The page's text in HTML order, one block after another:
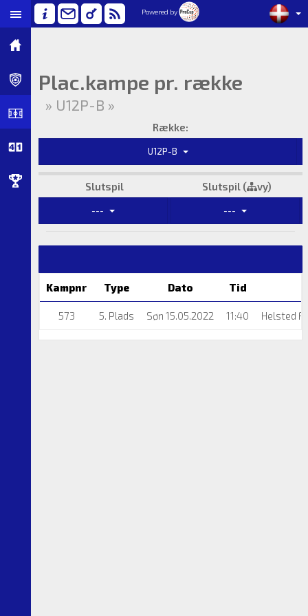
Powered by
Plac.kampe pr. række
» U12P-B »
Række:
U12P-B
Slutspil Slutspil ( vy)
--- ---
Kampnr Type Dato Tid
573 5. Plads Søn 15.05.2022 11:40 Helsted